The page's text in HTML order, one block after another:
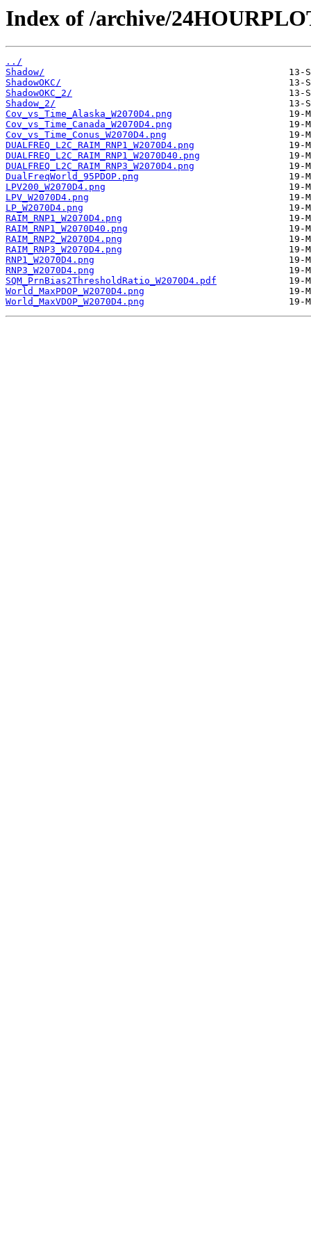
Index of /archive/
../
Shadow/
ShadowOKC/
ShadowOKC_2/
Shadow_2/
Cov_vs_Time_Alaska_W2070D4.png
Cov_vs_Time_Canada_W2070D4.png
Cov_vs_Time_Conus_W2070D4.png
DUALFREQ_L2C_RAIM_RNP1_W2070D4.png
DUALFREQ_L2C_RAIM_RNP1_W2070D40.png
DUALFREQ_L2C_RAIM_RNP3_W2070D4.png
DualFreqWorld_95PDOP.png
LPV200_W2070D4.png
LPV_W2070D4.png
LP_W2070D4.png
RAIM_RNP1_W2070D4.png
RAIM_RNP1_W2070D40.png
RAIM_RNP2_W2070D4.png
RAIM_RNP3_W2070D4.png
RNP1_W2070D4.png
RNP3_W2070D4.png
SQM_PrnBias2ThresholdRatio_W2070D4.pdf
World_MaxPDOP_W2070D4.png
World_MaxVDOP_W2070D4.png